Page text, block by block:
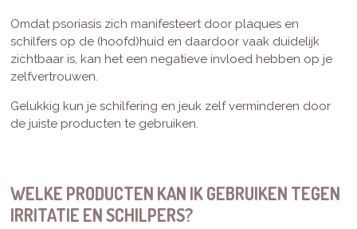
Omdat psoriasis zich manifesteert door plaques en
schilfers op de (hoofd)huid en daardoor vaak duidelijk
zichtbaar is, kan het een negatieve invloed hebben op je
zelfvertrouwen.
Gelukkig kun je schilfering en jeuk zelf verminderen door
de juiste producten te gebruiken.
WELKE PRODUCTEN KAN IK GEBRUIKEN TEGEN
IRRITATIE EN SCHILPERS?